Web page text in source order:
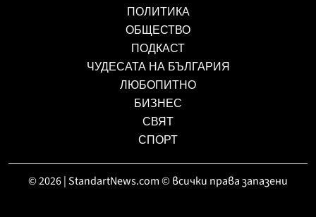
ПОЛИТИКА
ОБЩЕСТВО
ПОДКАСТ
ЧУДЕСАТА НА БЪЛГАРИЯ
ЛЮБОПИТНО
БИЗНЕС
СВЯТ
СПОРТ
© 2026 | StandartNews.com © всички права запазени